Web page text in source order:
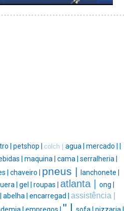
| petshop | colch | agua | mercado | |
| maquina | cama | serralheria |
| chaveiro | pneus | lanchonete |
| gel | roupas | atlanta | ong |
abelha | encarregad | assistência |
| empregos | " | sofa | pizzaria |